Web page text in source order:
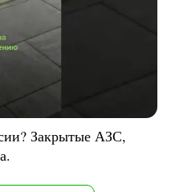
Закрытые АЗС,